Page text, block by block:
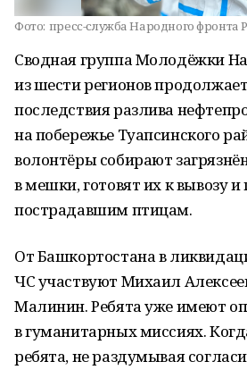
Фото: пресс-служба Народного фронта
Сводная группа Молодёжки
из шести регионов
последствия разлива
на побережье Туапсинского
волонтёры собирают
в мешки, готовят их к вывозу
пострадавшим птицам.
От Башкортостана в
ЧС участвуют Михаил
Малинин. Ребята уже имеют
в гуманитарных миссиях.
ребята, не раздумывая